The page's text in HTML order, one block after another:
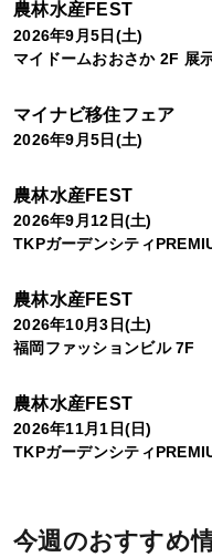
農林水産FEST
2026年9月5日(土)
マイドームおおさか 2F 展
マイナビ移住フェア
2026年9月5日(土)
農林水産FEST
2026年9月12日(土)
TKPガーデンシティ
農林水産FEST
2026年10月3日(土)
福岡ファッションビル 7F
農林水産FEST
2026年11月1日(日)
TKPガーデンシティ
今週のおすすめ